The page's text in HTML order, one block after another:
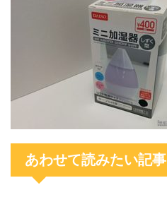
あわせて読みたい記事